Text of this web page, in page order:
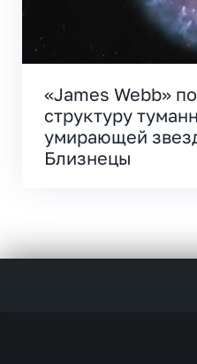
«James Webb»
структуру
умирающей
Близнецы